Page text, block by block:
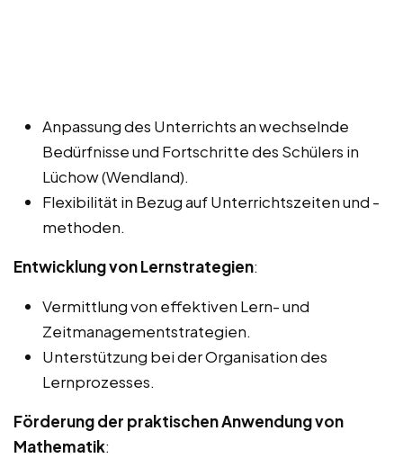
Anpassung des Unterrichts an wechselnde
Bedürfnisse und Fortschritte des Schülers in
Lüchow (Wendland).
Flexibilität in Bezug auf Unterrichtszeiten und -
methoden.
Entwicklung von Lernstrategien:
Vermittlung von effektiven Lern- und
Zeitmanagementstrategien.
Unterstützung bei der Organisation des
Lernprozesses.
Förderung der praktischen Anwendung von
Mathematik: